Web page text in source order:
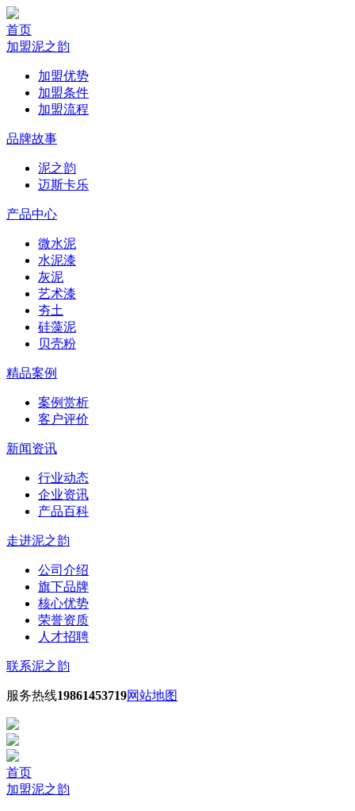
首页
加盟泥之韵
加盟优势
加盟条件
加盟流程
品牌故事
泥之韵
迈斯卡乐
产品中心
微水泥
水泥漆
灰泥
艺术漆
夯土
硅藻泥
贝壳粉
精品案例
案例赏析
客户评价
新闻资讯
行业动态
企业资讯
产品百科
走进泥之韵
公司介绍
旗下品牌
核心优势
荣誉资质
人才招聘
联系泥之韵
服务热线19861453719网站地图
首页
加盟泥之韵